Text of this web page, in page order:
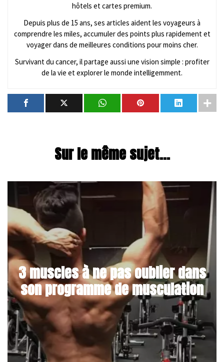
hôtels et cartes premium.
Depuis plus de 15 ans, ses articles aident les voyageurs à
comprendre les miles, accumuler des points plus rapidement et
voyager dans de meilleures conditions pour moins cher.
Survivant du cancer, il partage aussi une vision simple : profiter
de la vie et explorer le monde intelligemment.
Sur le même sujet...
3 muscles à ne pas oublier dans
son programme de musculation